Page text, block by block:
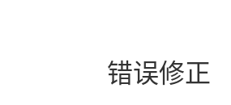
错误修正